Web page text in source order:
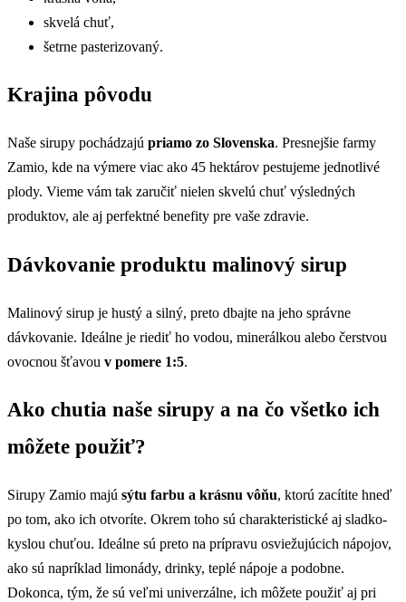
skvelá chuť,
šetrne pasterizovaný.
Krajina pôvodu
Naše sirupy pochádzajú priamo zo Slovenska. Presnejšie farmy
Zamio, kde na výmere viac ako 45 hektárov pestujeme jednotlivé
plody. Vieme vám tak zaručiť nielen skvelú chuť výsledných
produktov, ale aj perfektné benefity pre vaše zdravie.
Dávkovanie produktu malinový sirup
Malinový sirup je hustý a silný, preto dbajte na jeho správne
dávkovanie. Ideálne je riediť ho vodou, minerálkou alebo čerstvou
ovocnou šťavou v pomere 1:5.
Ako chutia naše sirupy a na čo všetko ich
môžete použiť?
Sirupy Zamio majú sýtu farbu a krásnu vôňu, ktorú zacítite hneď
po tom, ako ich otvoríte. Okrem toho sú charakteristické aj sladko-
kyslou chuťou. Ideálne sú preto na prípravu osviežujúcich nápojov,
ako sú napríklad limonády, drinky, teplé nápoje a podobne.
Dokonca, tým, že sú veľmi univerzálne, ich môžete použiť aj pri